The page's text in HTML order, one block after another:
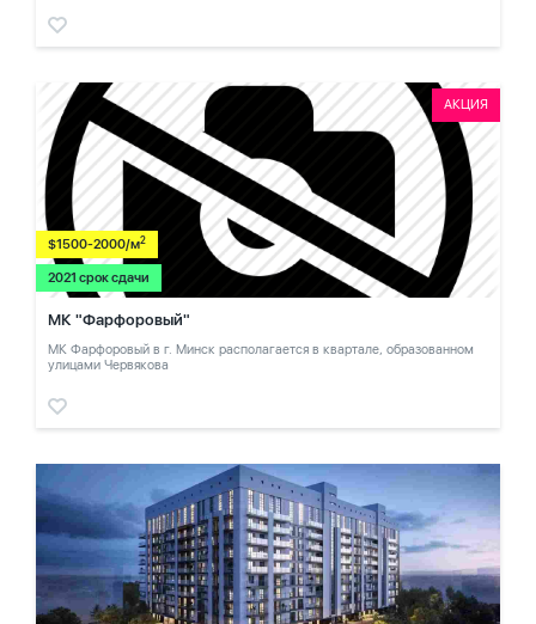
АКЦИЯ
$1500-2000/м2
2021 срок сдачи
МК "Фарфоровый"
МК Фарфоровый в г. Минск располагается в квартале, образованном
улицами Червякова